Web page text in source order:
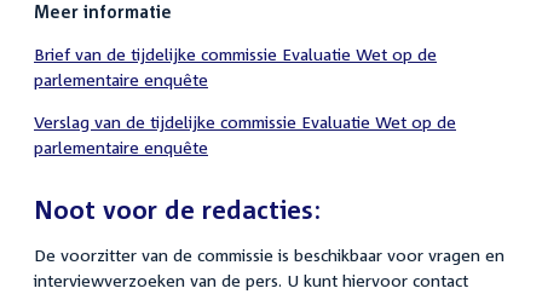
Meer informatie
Brief van de tijdelijke commissie Evaluatie Wet op de
parlementaire enquête
Verslag van de tijdelijke commissie Evaluatie Wet op de
parlementaire enquête
Noot voor de redacties:
De voorzitter van de commissie is beschikbaar voor vragen en
interviewverzoeken van de pers. U kunt hiervoor contact